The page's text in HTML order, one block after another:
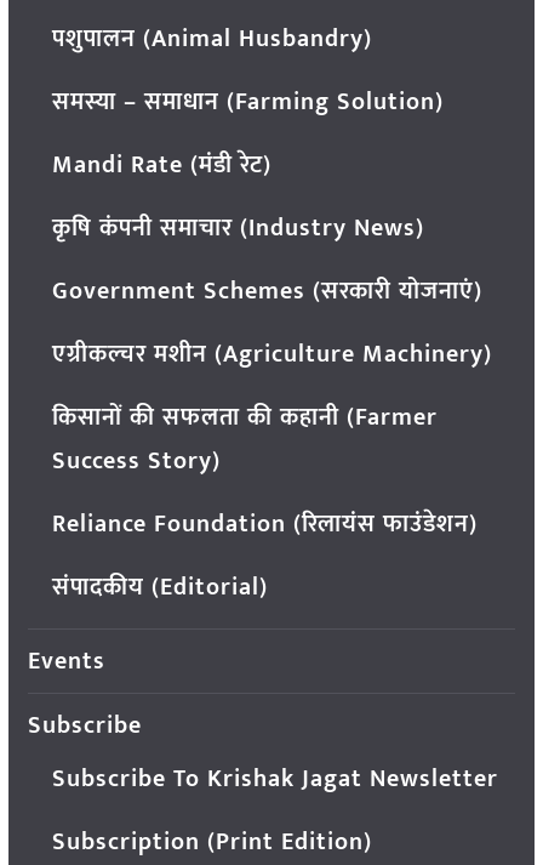
पशुपालन (Animal Husbandry)
समस्या – समाधान (Farming Solution)
Mandi Rate (मंडी रेट)
कृषि कंपनी समाचार (Industry News)
Government Schemes (सरकारी योजनाएं)
एग्रीकल्चर मशीन (Agriculture Machinery)
किसानों की सफलता की कहानी (Farmer
Success Story)
Reliance Foundation (रिलायंस फाउंडेशन)
संपादकीय (Editorial)
Events
Subscribe
Subscribe To Krishak Jagat Newsletter
Subscription (Print Edition)